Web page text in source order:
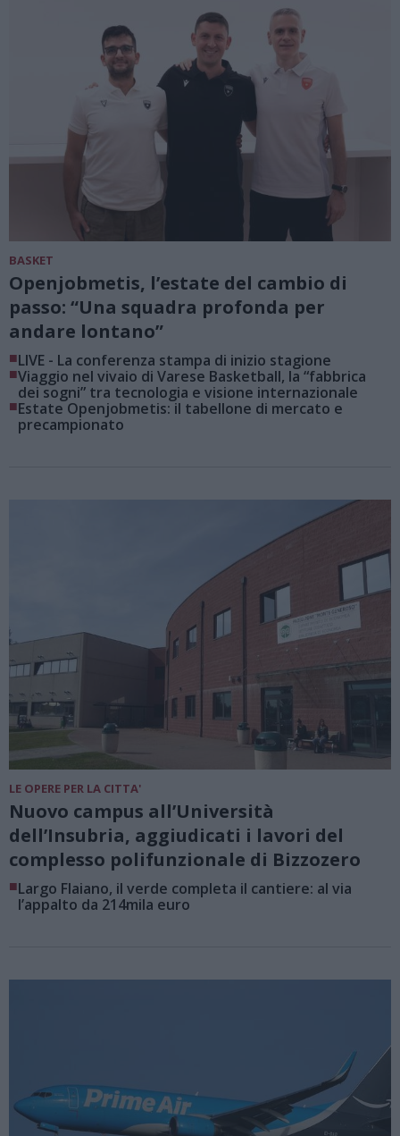
BASKET
Openjobmetis, l’estate del cambio di
passo: “Una squadra profonda per
andare lontano”
■LIVE - La conferenza stampa di inizio stagione
■Viaggio nel vivaio di Varese Basketball, la “fabbrica
dei sogni” tra tecnologia e visione internazionale
■Estate Openjobmetis: il tabellone di mercato e
precampionato
LE OPERE PER LA CITTA'
Nuovo campus all’Università
dell’Insubria, aggiudicati i lavori del
complesso polifunzionale di Bizzozero
■Largo Flaiano, il verde completa il cantiere: al via
l’appalto da 214mila euro